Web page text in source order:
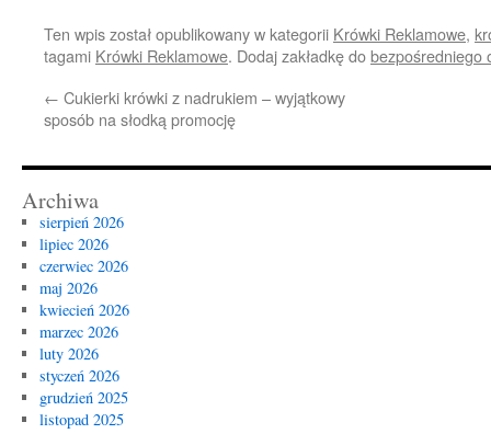
Ten wpis został opublikowany w kategorii Krówki Reklamowe,
tagami Krówki Reklamowe. Dodaj zakładkę dobezpośredniego
← Cukierki krówki z nadrukiem – wyjątkowy
sposób na słodką promocję
Archiwa
sierpień 2026
lipiec 2026
czerwiec 2026
maj 2026
kwiecień 2026
marzec 2026
luty 2026
styczeń 2026
grudzień 2025
listopad 2025